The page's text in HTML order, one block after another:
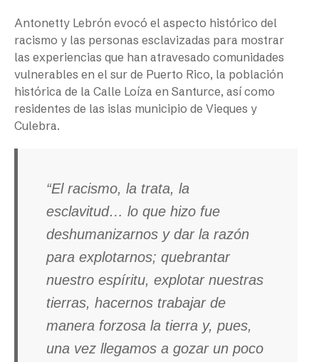
Antonetty Lebrón evocó el aspecto histórico del
racismo y las personas esclavizadas para mostrar
las experiencias que han atravesado comunidades
vulnerables en el sur de Puerto Rico, la población
histórica de la Calle Loíza en Santurce, así como
residentes de las islas municipio de Vieques y
Culebra.
“El racismo, la trata, la
esclavitud… lo que hizo fue
deshumanizarnos y dar la razón
para explotarnos; quebrantar
nuestro espíritu, explotar nuestras
tierras, hacernos trabajar de
manera forzosa la tierra y, pues,
una vez llegamos a gozar un poco